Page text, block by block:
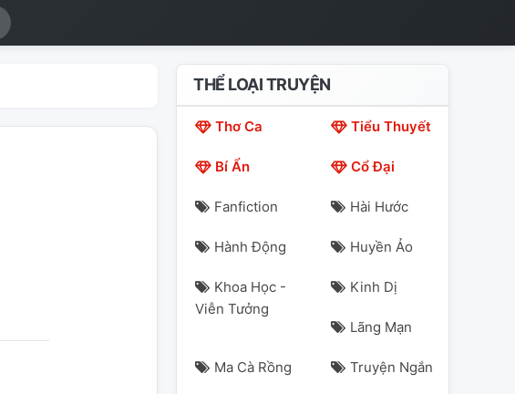
THỂ LOẠI TRUYỆN
Thơ Ca Tiểu Thuyết
Bí Ẩn Cổ Đại
Fanfiction Hài Hước
Hành Động Huyền Ảo
Khoa Học -
Viễn Tưởng
Kinh Dị
Lãng Mạn
Ma Cà Rồng Truyện Ngắn